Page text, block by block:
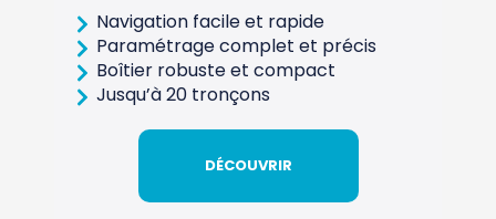
Navigation facile et rapide
Paramétrage complet et précis
Boîtier robuste et compact
Jusqu’à 20 tronçons
DÉCOUVRIR